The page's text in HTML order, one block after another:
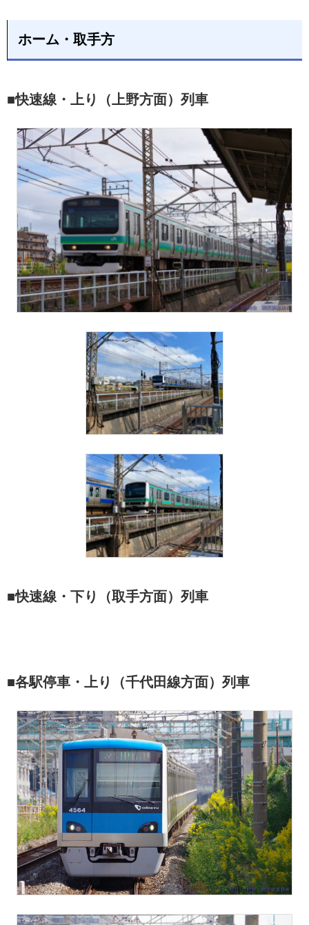
ホーム・取手方
■快速線・上り（上野方面）列車
■快速線・下り（取手方面）列車
■各駅停車・上り（千代田線方面）列車